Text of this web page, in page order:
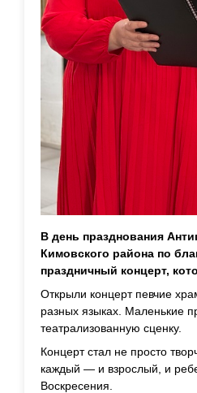
В день празднования
Кимовского района по
праздничный концерт,
Открыли концерт певчие
разных языках. Маленькие
театрализованную сценку.
Концерт стал не просто
каждый — и взрослый, и реб
Воскресения.